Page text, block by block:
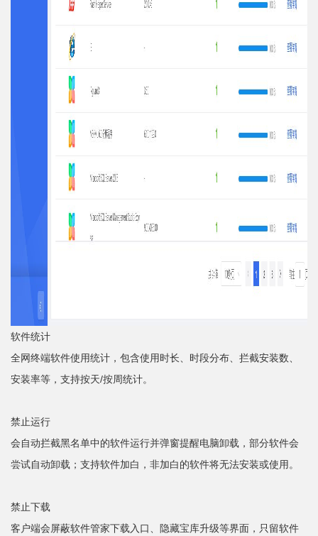
软件统计
全网终端软件使用统计，包含使用时长、时段分布、拦截安装数、
安装率等，支持按天/按周统计。
禁止运行
会自动拦截黑名单中的软件运行并弹窗提醒电脑卸载，部分软件会
尝试自动卸载；支持软件加白，非加白的软件将无法安装或使用。
禁止下载
客户端会屏蔽软件管家下载入口、隐藏宝库升级等界面，只留软件